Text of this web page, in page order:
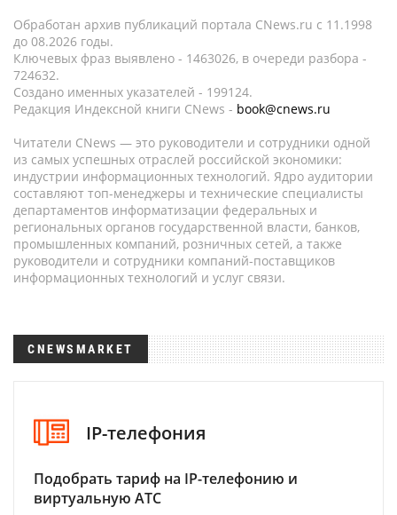
Обработан архив публикаций портала CNews.ru c 11.1998
до 08.2026 годы.
Ключевых фраз выявлено - 1463026, в очереди разбора -
724632.
Создано именных указателей - 199124.
Редакция Индексной книги CNews - book@cnews.ru
Читатели CNews — это руководители и сотрудники одной
из самых успешных отраслей российской экономики:
индустрии информационных технологий. Ядро аудитории
составляют топ-менеджеры и технические специалисты
департаментов информатизации федеральных и
региональных органов государственной власти, банков,
промышленных компаний, розничных сетей, а также
руководители и сотрудники компаний-поставщиков
информационных технологий и услуг связи.
CNEWSMARKET
IP-телефония
Подобрать тариф на IP-телефонию и
виртуальную АТС